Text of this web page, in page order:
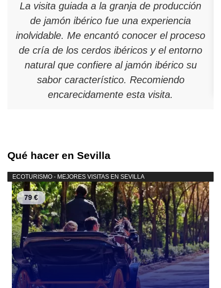
La visita guiada a la granja de producción
de jamón ibérico fue una experiencia
inolvidable. Me encantó conocer el proceso
de cría de los cerdos ibéricos y el entorno
natural que confiere al jamón ibérico su
sabor característico. Recomiendo
encarecidamente esta visita.
Qué hacer en Sevilla
ECOTURISMO - MEJORES VISITAS EN SEVILLA
79 €